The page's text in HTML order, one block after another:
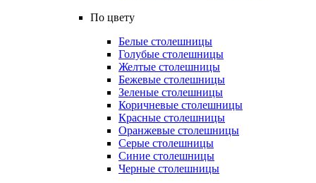
По цвету
Белые столешницы
Голубые столешницы
Желтые столешницы
Бежевые столешницы
Зеленые столешницы
Коричневые столешницы
Красные столешницы
Оранжевые столешницы
Серые столешницы
Синие столешницы
Черные столешницы